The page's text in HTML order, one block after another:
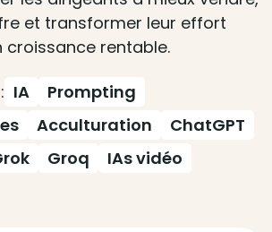
et transformer leur effort
rentable.
IA
Prompting
Acculturation
ChatGPT
Groq
IAs vidéo